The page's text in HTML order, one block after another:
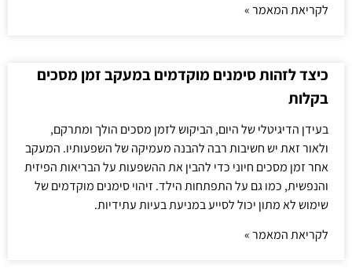
לקריאת המאמר »
כיצד לזהות סימנים מוקדמים במעקב זמן מסכים
בקלות
בעידן הדיגיטלי של היום, הביקוש לזמן מסכים הולך ומתרקם,
ולאור זאת יש חשיבות רבה להבנה מעמיקה של השפעותיו. המעקב
אחר זמן מסכים חיוני כדי להבין את ההשפעות על הבריאות הפיזית
והנפשית, כמו גם על התפתחות הילד. זיהוי סימנים מוקדמים של
שימוש לא מתון יכול לסייע במניעת בעיות עתידיות.
לקריאת המאמר »